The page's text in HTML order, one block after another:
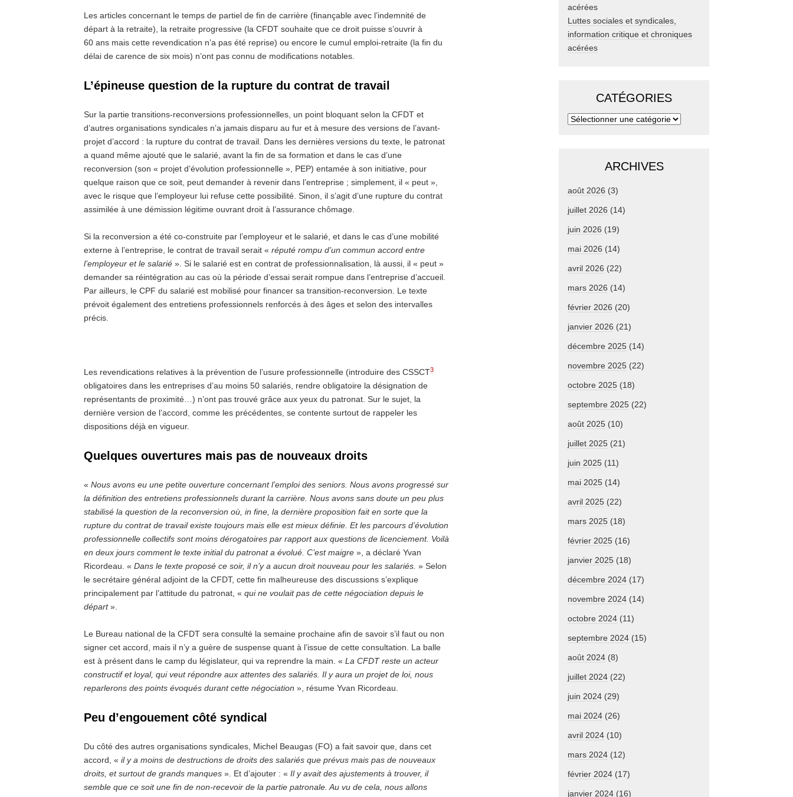
Les articles concernant le temps de partiel de fin de carrière (finançable avec l’indemnité de
départ à la retraite), la retraite progressive (la CFDT souhaite que ce droit puisse s’ouvrir à
60 ans mais cette revendication n’a pas été reprise) ou encore le cumul emploi-retraite (la fin du
délai de carence de six mois) n’ont pas connu de modifications notables.
L’épineuse question de la rupture du contrat de travail
Sur la partie transitions-reconversions professionnelles, un point bloquant selon la CFDT et
d’autres organisations syndicales n’a jamais disparu au fur et à mesure des versions de l’avant-
projet d’accord : la rupture du contrat de travail. Dans les dernières versions du texte, le patronat
a quand même ajouté que le salarié, avant la fin de sa formation et dans le cas d’une
reconversion (son « projet d’évolution professionnelle », PEP) entamée à son initiative, pour
quelque raison que ce soit, peut demander à revenir dans l’entreprise ; simplement, il « peut »,
avec le risque que l’employeur lui refuse cette possibilité. Sinon, il s’agit d’une rupture du contrat
assimilée à une démission légitime ouvrant droit à l’assurance chômage.
Si la reconversion a été co-construite par l’employeur et le salarié, et dans le cas d’une mobilité
externe à l’entreprise, le contrat de travail serait « réputé rompu d’un commun accord entre
l’employeur et le salarié ». Si le salarié est en contrat de professionnalisation, là aussi, il « peut »
demander sa réintégration au cas où la période d’essai serait rompue dans l’entreprise d’accueil.
Par ailleurs, le CPF du salarié est mobilisé pour financer sa transition-reconversion. Le texte
prévoit également des entretiens professionnels renforcés à des âges et selon des intervalles
précis.
Les revendications relatives à la prévention de l’usure professionnelle (introduire des CSSCT3
obligatoires dans les entreprises d’au moins 50 salariés, rendre obligatoire la désignation de
représentants de proximité…) n’ont pas trouvé grâce aux yeux du patronat. Sur le sujet, la
dernière version de l’accord, comme les précédentes, se contente surtout de rappeler les
dispositions déjà en vigueur.
Quelques ouvertures mais pas de nouveaux droits
« Nous avons eu une petite ouverture concernant l’emploi des seniors. Nous avons progressé sur
la définition des entretiens professionnels durant la carrière. Nous avons sans doute un peu plus
stabilisé la question de la reconversion où, in fine, la dernière proposition fait en sorte que la
rupture du contrat de travail existe toujours mais elle est mieux définie. Et les parcours d’évolution
professionnelle collectifs sont moins dérogatoires par rapport aux questions de licenciement. Voilà
en deux jours comment le texte initial du patronat a évolué. C’est maigre », a déclaré Yvan
Ricordeau. « Dans le texte proposé ce soir, il n’y a aucun droit nouveau pour les salariés. » Selon
le secrétaire général adjoint de la CFDT, cette fin malheureuse des discussions s’explique
principalement par l’attitude du patronat, « qui ne voulait pas de cette négociation depuis le
départ».
Le Bureau national de la CFDT sera consulté la semaine prochaine afin de savoir s’il faut ou non
signer cet accord, mais il n’y a guère de suspense quant à l’issue de cette consultation. La balle
est à présent dans le camp du législateur, qui va reprendre la main. « La CFDT reste un acteur
constructif et loyal, qui veut répondre aux attentes des salariés. Il y aura un projet de loi, nous
reparlerons des points évoqués durant cette négociation », résume Yvan Ricordeau.
Peu d’engouement côté syndical
Du côté des autres organisations syndicales, Michel Beaugas (FO) a fait savoir que, dans cet
accord, « il y a moins de destructions de droits des salariés que prévus mais pas de nouveaux
droits, et surtout de grands manques ». Et d’ajouter : « Il y avait des ajustements à trouver, il
semble que ce soit une fin de non-recevoir de la partie patronale. Au vu de cela, nous allons
Luttes sociales et syndicales,
information critique et chroniques
acérées
CATÉGORIES
ARCHIVES
août 2026 (3)
juillet 2026 (14)
juin 2026 (19)
mai 2026 (14)
avril 2026 (22)
mars 2026 (14)
février 2026 (20)
janvier 2026 (21)
décembre 2025 (14)
novembre 2025 (22)
octobre 2025 (18)
septembre 2025 (22)
août 2025 (10)
juillet 2025 (21)
juin 2025 (11)
mai 2025 (14)
avril 2025 (22)
mars 2025 (18)
février 2025 (16)
janvier 2025 (18)
décembre 2024 (17)
novembre 2024 (14)
octobre 2024 (11)
septembre 2024 (15)
août 2024 (8)
juillet 2024 (22)
juin 2024 (29)
mai 2024 (26)
avril 2024 (10)
mars 2024 (12)
février 2024 (17)
janvier 2024 (16)